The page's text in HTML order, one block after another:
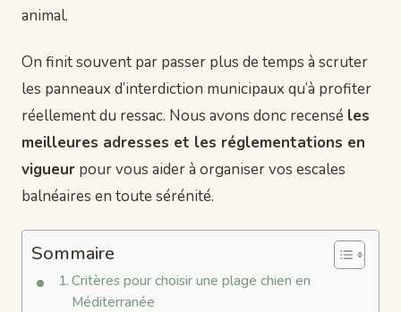
animal.
On finit souvent par passer plus de temps à scruter
les panneaux d’interdiction municipaux qu’à profiter
réellement du ressac. Nous avons donc recensé les
meilleures adresses et les réglementations en
vigueur pour vous aider à organiser vos escales
balnéaires en toute sérénité.
Sommaire
Critères pour choisir une plage chien en
Méditerranée